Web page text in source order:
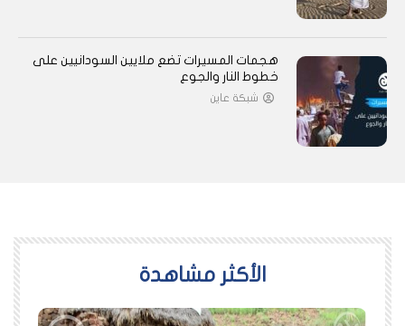
هجمات المسيرات تضع ملايين السودانيين على
خطوط النار والجوع
شبكة عاين
اﻷكثر مشاهدة